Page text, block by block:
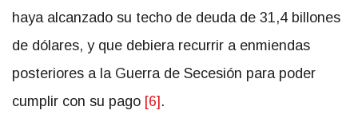
haya alcanzado su techo de deuda de 31,4 billones
de dólares, y que debiera recurrir a enmiendas
posteriores a la Guerra de Secesión para poder
cumplir con su pago [6] .